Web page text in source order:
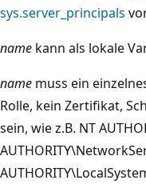
sys.server_principals
name kann als lokale
name muss ein
Rolle, kein Zertifikat,
sein, wie z.B. NT